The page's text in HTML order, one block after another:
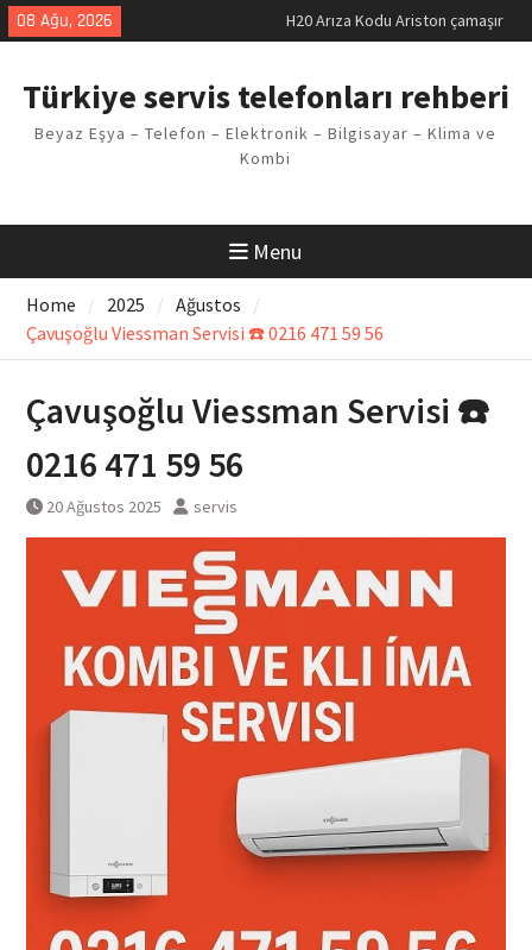
Skip
to
08 Ağu, 2026
H20 Arıza Kodu Ariston çamaşır
makinesi Sorunu
Arçelik buzdolabı F5 Hatası
Vaillant çamaşır makinesi E03
Arıza Kodu
Türkiye servis telefonları rehberi
Beyaz Eşya – Telefon – Elektronik – Bilgisayar – Klima ve
Kombi
Menu
Home 2025
Ağustos
Çavuşoğlu Viessman Servisi ☎️ 0216 471 59 56
Çavuşoğlu Viessman Servisi ☎️
0216 471 59 56
20 Ağustos 2025 servis